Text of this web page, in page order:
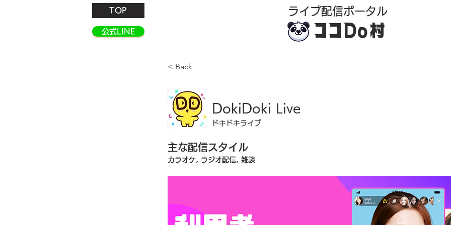
TOP
公式LINE
​ライブ配信ポータル
ココDo村
< Back
DokiDoki Live
ドキドキライブ
主な配信スタイル
カラオケ, ラジオ配信, 雑談